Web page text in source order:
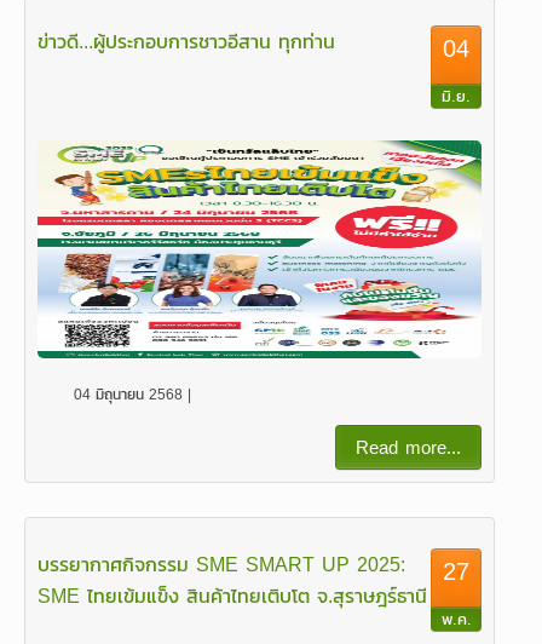
04
มิ.ย.
ข่าวดี...ผู้ประกอบการชาวอีสาน ทุกท่าน
04 มิถุนายน 2568 |
Read more...
27
พ.ค.
บรรยากาศกิจกรรม SME SMART UP 2025:
SME ไทยเข้มแข็ง สินค้าไทยเติบโต จ.สุราษฎร์ธานี